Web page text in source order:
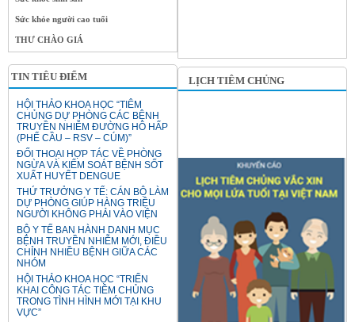
Sức khỏe người cao tuổi
THƯ CHÀO GIÁ
TIN TIÊU ĐIỂM
HỘI THẢO KHOA HỌC “TIÊM
CHỦNG DỰ PHÒNG CÁC BỆNH
TRUYỀN NHIỄM ĐƯỜNG HÔ HẤP
(PHẾ CẦU – RSV – CÚM)”
ĐỐI THOẠI HỢP TÁC VỀ PHÒNG
NGỪA VÀ KIỂM SOÁT BỆNH SỐT
XUẤT HUYẾT DENGUE
THỨ TRƯỞNG Y TẾ: CÁN BỘ LÀM
DỰ PHÒNG GIÚP HÀNG TRIỆU
NGƯỜI KHÔNG PHẢI VÀO VIỆN
BỘ Y TẾ BAN HÀNH DANH MỤC
BỆNH TRUYỀN NHIỄM MỚI, ĐIỀU
CHỈNH NHIỀU BỆNH GIỮA CÁC
NHÓM
HỘI THẢO KHOA HỌC “TRIỂN
KHAI CÔNG TÁC TIÊM CHỦNG
TRONG TÌNH HÌNH MỚI TẠI KHU
VỰC”
LỊCH TIÊM CHỦNG